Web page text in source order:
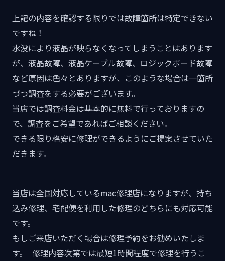
上記の内容を確認する限りでは故障箇所は特定できない
ですね！
水没により液晶が映らなくなってしまうことはあります
が、液晶故障、液晶ケーブル故障、ロジックボード故障
など原因は色々とありますが、このような場合は一箇所
づつ調査をする必要がございます。
当店では調査料金は基本的に無料で行っておりますの
で、調査をご希望であればご相談ください。
できる限り格安に修理ができるようにご提案させていた
だきます。
当店は全国対応しているmac修理店になりますが、持ち
込み修理、宅配便を利用した修理のどちらにも対応可能
です。
もしご来店いただく場合は修理予約をお勧めいたしま
す。 修理内容次第では最短1時間程度で修理を行うこ